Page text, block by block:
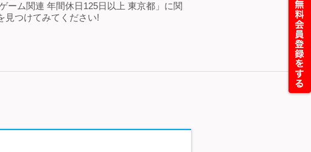
ーム関連 年間休日125日以上 東京都」に関
見つけてみてください!